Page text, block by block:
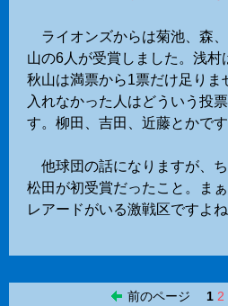
ライオンズからは菊池、森
山の6人が受賞しました。浅村
秋山は満票から1票だけ足りま
入れなかった人はどういう投
す。柳田、吉田、近藤とかで
他球団の話になりますが、
松田が初受賞だったこと。ま
レアードがいる激戦区ですよ
前のページ 1 2